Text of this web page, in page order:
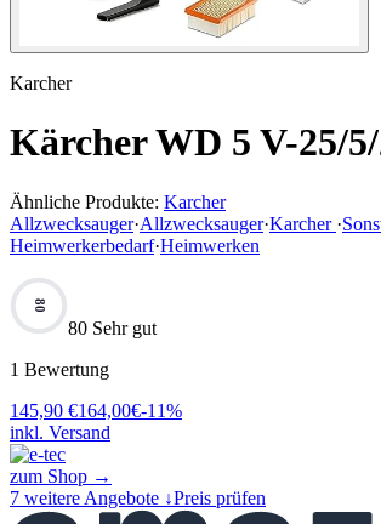
Karcher
Kärcher WD 5 V-25/
Ähnliche Produkte: Karcher
Allzwecksauger·Allzwecksauger·Karcher ·
Heimwerkerbedarf·Heimwerken
80
80 Sehr gut
1 Bewertung
145,90 €164,00€-11%
inkl. Versand
zum Shop →
7 weitere Angebote ↓Preis prüfen